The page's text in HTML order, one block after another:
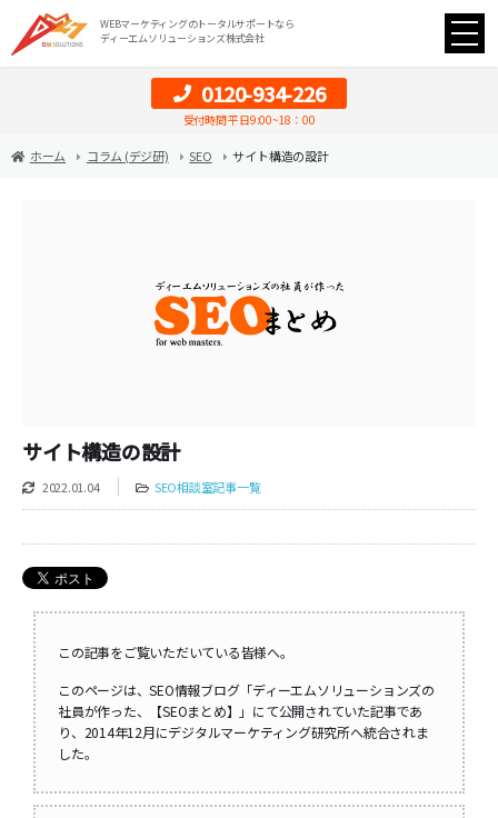
WEBマーケティングのトータルサポートなら
ディーエムソリューションズ株式会社
0120-934-226
受付時間 平日9:00~18：00
ホーム コラム (デジ研) SEO サイト構造の設計
サイト構造の設計
2022.01.04 SEO相談室記事一覧
この記事をご覧いただいている皆様へ。
このページは、SEO情報ブログ「ディーエムソリューションズの
社員が作った、【SEOまとめ】」にて公開されていた記事であ
り、2014年12月にデジタルマーケティング研究所へ統合されま
した。